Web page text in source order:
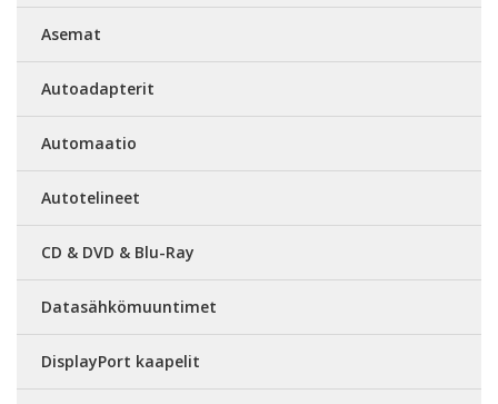
Asemat
Autoadapterit
Automaatio
Autotelineet
CD & DVD & Blu-Ray
Datasähkömuuntimet
DisplayPort kaapelit